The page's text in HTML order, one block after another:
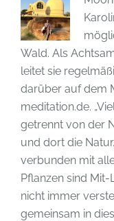
Wald. Als
leitet sie
darüber auf dem
meditation.de.
getrennt von der
und dort die
verbunden mit
Pflanzen sind
nicht immer
gemeinsam in